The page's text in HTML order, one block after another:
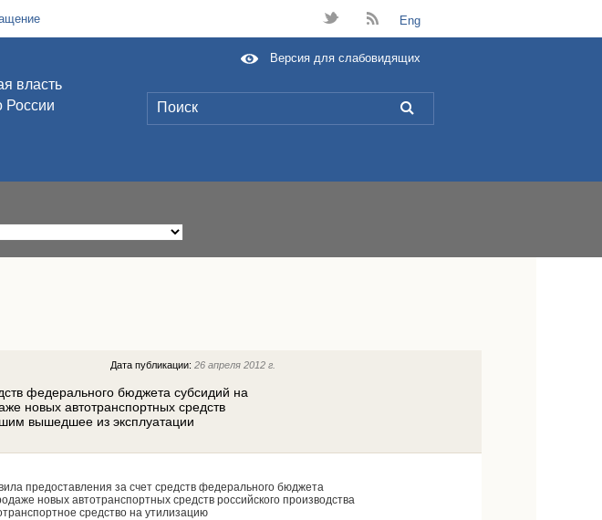
t B Eng
власть
России
L
Версия для слабовидящих
Дата публикации:26 апреля 2012 г.
федерального бюджета субсидий на
новых автотранспортных средств
вышедшее из эксплуатации
предоставления за счет средств федерального бюджета
новых автотранспортных средств российского производства
средство на утилизацию